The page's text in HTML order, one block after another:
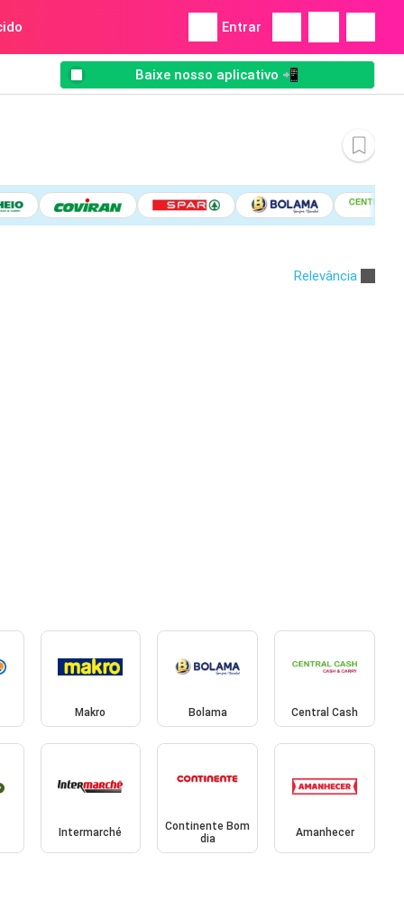
Entrar
Baixe nosso aplicativo 📲
Relevância
Makro Bolama Central Cash
Intermarché
Continente Bom
dia
Amanhecer